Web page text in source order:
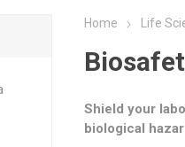
Home Life
Shield your
biological